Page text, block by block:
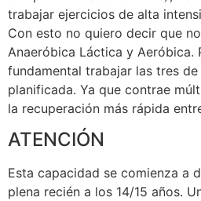
trabajar ejercicios de alta
Con esto no quiero decir que
Anaeróbica Láctica y Aeróbica.
fundamental trabajar las tres
planificada. Ya que contrae
la recuperación más rápida
ATENCIÓN
Esta capacidad se comienza a
plena recién a los 14/15 años.